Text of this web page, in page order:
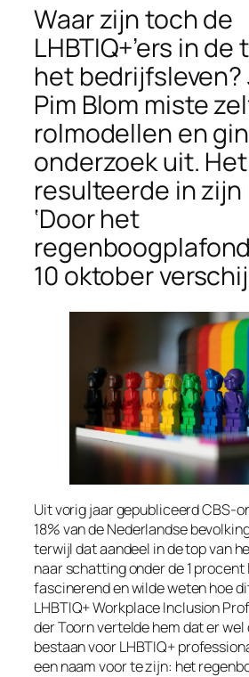
Waar zijn toch de
LHBTIQ+’ers in de
het
Pim Blom miste
rolmodellen en
onderzoek uit. Het
resulteerde in zijn
‘Door het
10 oktober
Uit vorig jaar gepubliceerd CBS-
18% van de Nederlandse
terwijl dat aandeel in de top van
naar schatting onder de 1
fascinerend en wilde weten hoe
LHBTIQ+ Workplace Inclusion
der Toorn vertelde hem dat er
bestaan voor LHBTIQ+
een naam voor te zijn: het